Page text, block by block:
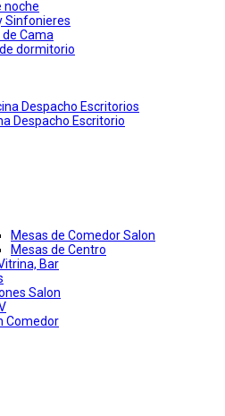
noche
Sinfonieres
Cama
dormitorio
Despacho Escritorios
Despacho Escritorio
Mesas de Comedor Salon
Mesas de Centro
Bar
Salon
Comedor